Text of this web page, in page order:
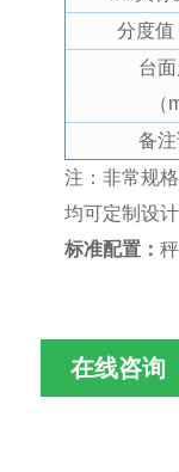
分度值
台
（
备
注： 非常规
均可定制设
标准配置：
在线咨询